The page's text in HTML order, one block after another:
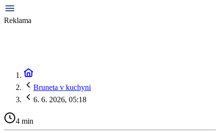
Reklama
Bruneta v kuchyni
6. 6. 2026, 05:18
4 min